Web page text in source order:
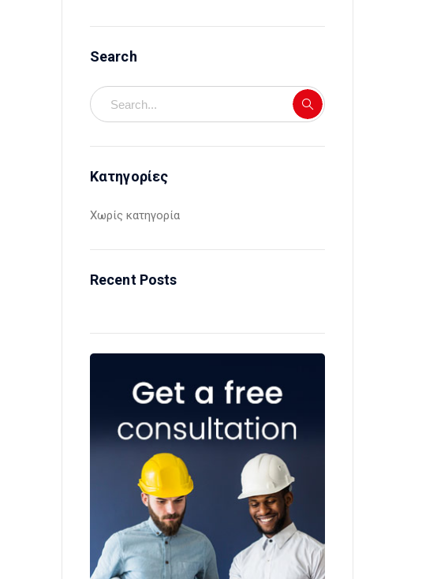
Search
Kατηγορίες
Χωρίς κατηγορία
Recent Posts